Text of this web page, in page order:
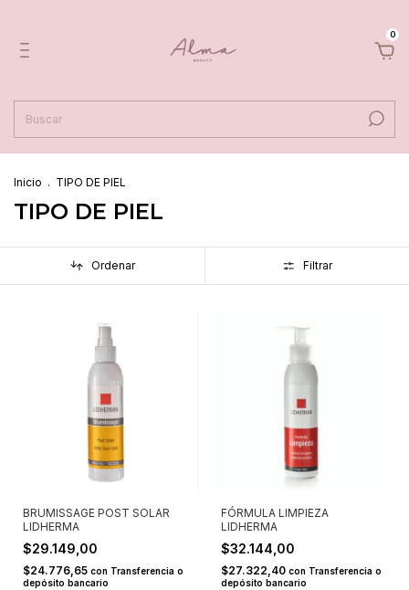
0
Inicio . TIPO DE PIEL
TIPO DE PIEL
Ordenar Filtrar
BRUMISSAGE POST SOLAR
LIDHERMA
$29.149,00
$24.776,65 con Transferencia o
depósito bancario
FÓRMULA LIMPIEZA
LIDHERMA
$32.144,00
$27.322,40 con Transferencia o
depósito bancario